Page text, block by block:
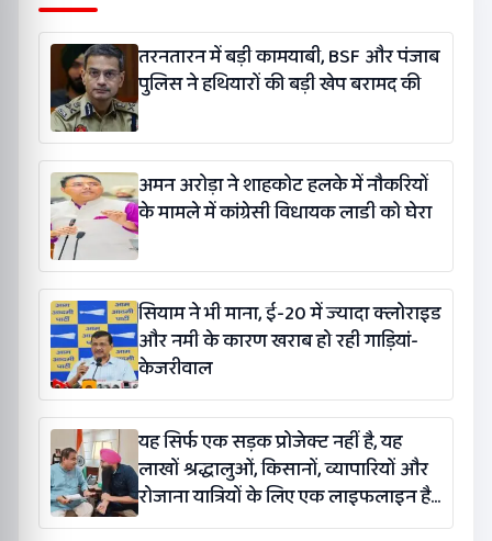
तरनतारन में बड़ी कामयाबी, BSF और पंजाब
पुलिस ने हथियारों की बड़ी खेप बरामद की
अमन अरोड़ा ने शाहकोट हलके में नौकरियों
के मामले में कांग्रेसी विधायक लाडी को घेरा
सियाम ने भी माना, ई-20 में ज्यादा क्लोराइड
और नमी के कारण खराब हो रही गाड़ियां-
केजरीवाल
यह सिर्फ एक सड़क प्रोजेक्ट नहीं है, यह
लाखों श्रद्धालुओं, किसानों, व्यापारियों और
रोजाना यात्रियों के लिए एक लाइफलाइन है:
कंग